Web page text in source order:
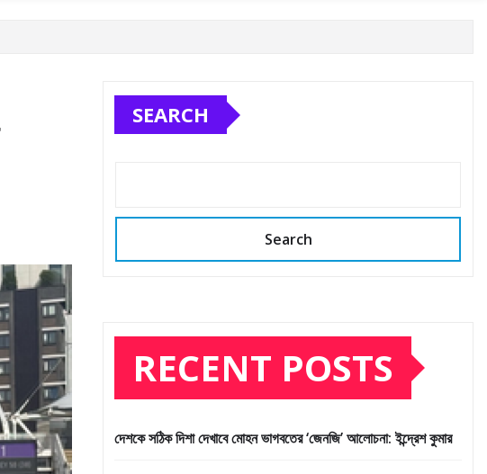
SEARCH
Search
RECENT POSTS
দেশকে সঠিক দিশা দেখাবে মোহন ভাগবতের ‘জেনজি’ আলোচনা: ইন্দ্রেশ কুমার